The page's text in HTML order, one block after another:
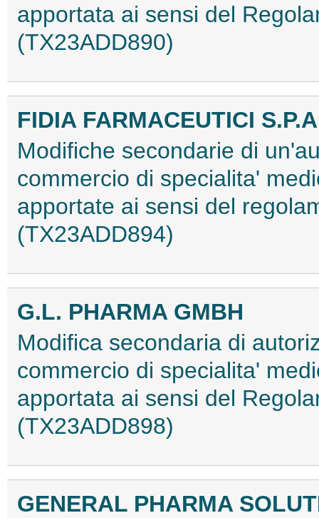
apportata ai sensi del
(TX23ADD890)
FIDIA FARMACEUTICI
Modifiche secondarie di
commercio di specialita'
apportate ai sensi del
(TX23ADD894)
G.L. PHARMA GMBH
Modifica secondaria di
commercio di specialita'
apportata ai sensi del
(TX23ADD898)
GENERAL PHARMA